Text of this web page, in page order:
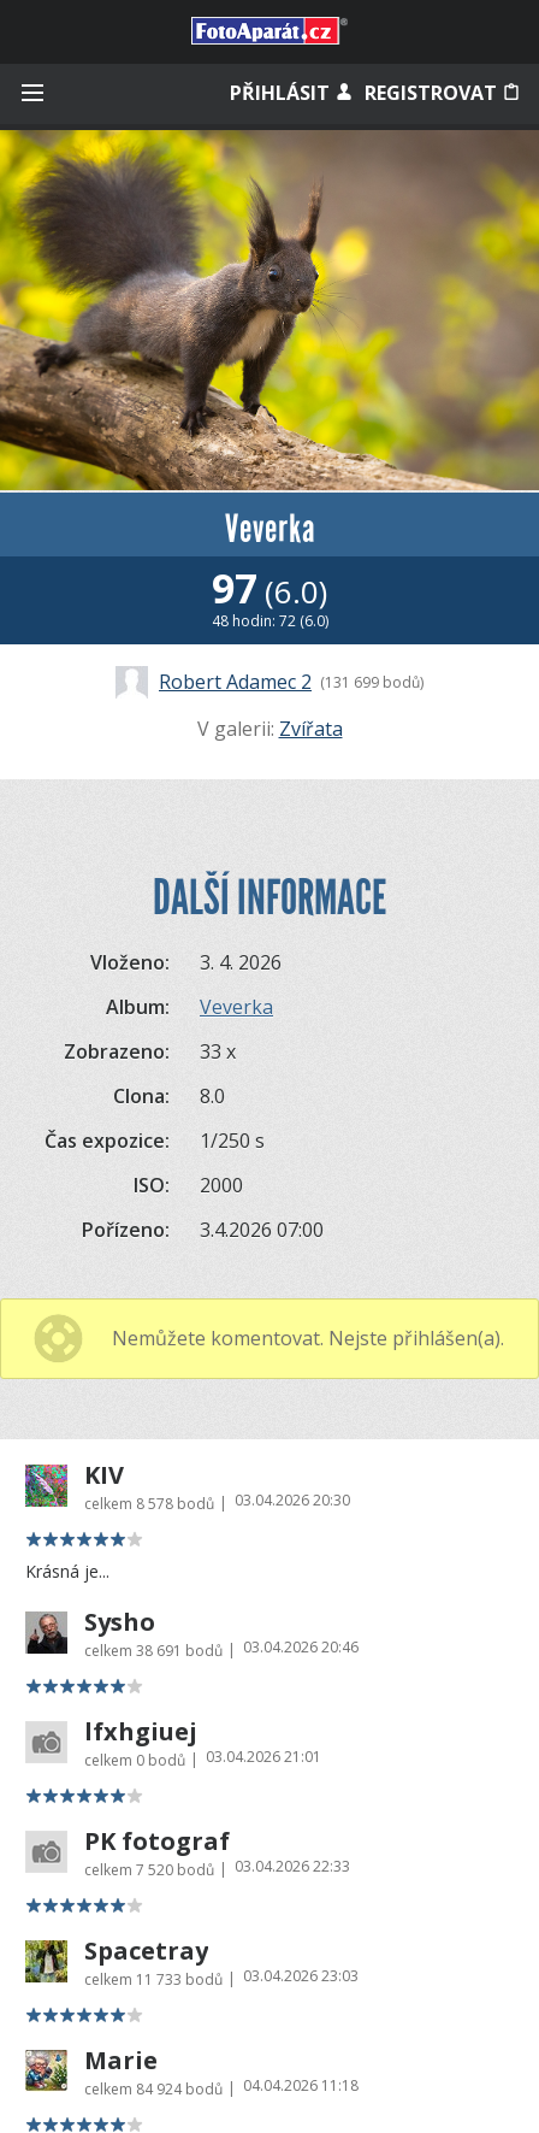
PŘIHLÁSIT REGISTROVAT
Zapamatovat
Zapomněli jste heslo?
Měli jste účet na starém webu?
Veverka
97 (6.0)
48 hodin: 72 (6.0)
Robert Adamec 2 (131 699 bodů)
V galerii: Zvířata
DALŠÍ INFORMACE
Vloženo:
3. 4. 2026
Album:
Veverka
Zobrazeno:
33 x
Clona:
8.0
Čas expozice:
1/250 s
ISO:
2000
Pořízeno:
3.4.2026 07:00
Nemůžete komentovat. Nejste přihlášen(a).
KIV
celkem 8 578 bodů | 03.04.2026 20:30
Krásná je...
Sysho
celkem 38 691 bodů | 03.04.2026 20:46
lfxhgiuej
celkem 0 bodů | 03.04.2026 21:01
PK fotograf
celkem 7 520 bodů | 03.04.2026 22:33
Spacetray
celkem 11 733 bodů | 03.04.2026 23:03
Marie
celkem 84 924 bodů | 04.04.2026 11:18